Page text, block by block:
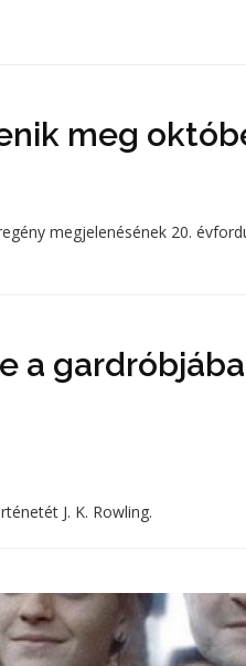
meg
megjelenésének 20.
a
J. K. Rowling.